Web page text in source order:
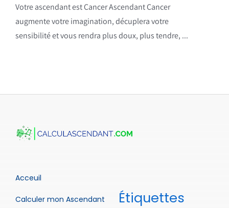
Votre ascendant est Cancer Ascendant Cancer
augmente votre imagination, décuplera votre
sensibilité et vous rendra plus doux, plus tendre, ...
Acceuil
Calculer mon Ascendant Étiquettes